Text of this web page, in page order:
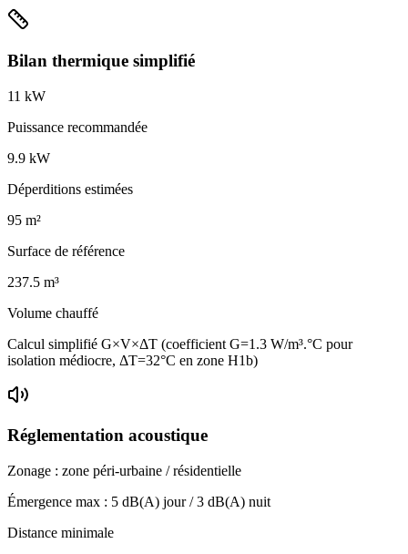
Bilan thermique simplifié
11 kW
Puissance recommandée
9.9 kW
Déperditions estimées
95 m²
Surface de référence
237.5 m³
Volume chauffé
Calcul simplifié G×V×ΔT (coefficient G=1.3 W/m³.°C pour
isolation médiocre, ΔT=32°C en zone H1b)
Réglementation acoustique
Zonage : zone péri-urbaine / résidentielle
Émergence max : 5 dB(A) jour /3 dB(A) nuit
Distance minimale